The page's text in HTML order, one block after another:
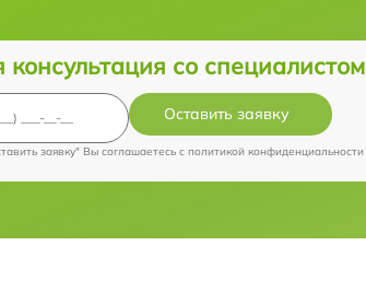
консультация со специалистом
Оставить заявку
заявку" Вы соглашаетесь c политикой конфиденциальности